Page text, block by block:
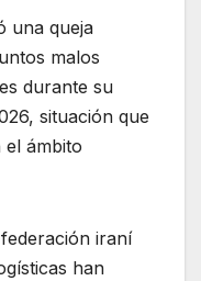
una queja
malos
durante su
situación que
ámbito
iraní
han